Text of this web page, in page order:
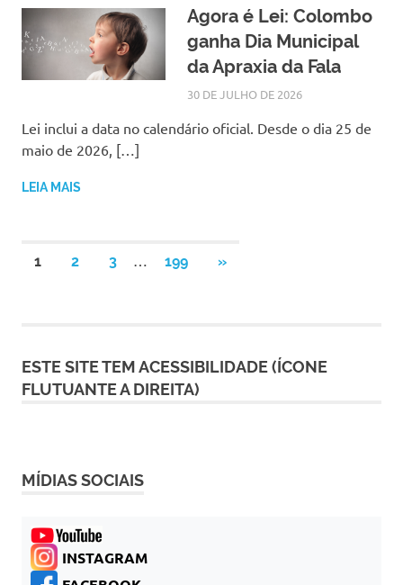
Agora é Lei: Colombo
ganha Dia Municipal
da Apraxia da Fala
30 DE JULHO DE 2026
Lei inclui a data no calendário oficial. Desde o dia 25 de
maio de 2026, […]
LEIA MAIS
Paginação
1 2 3 199
NEXT
»
ESTE SITE TEM ACESSIBILIDADE (ÍCONE
FLUTUANTE A DIREITA)
MÍDIAS SOCIAIS
INSTAGRAM